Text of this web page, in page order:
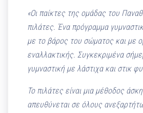
«Οι παίκτες της ομάδας του
πιλάτες. Ένα πρόγραμμα
με το βάρος του σώματος και με
εναλλακτικής. Συγκεκριμένα
γυμναστική με λάστιχα και στικ
Το πιλάτες είναι μια μέθοδος
απευθύνεται σε όλους